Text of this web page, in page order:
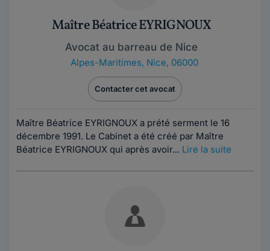
Maître Béatrice EYRIGNOUX
Avocat au barreau de Nice
Alpes-Maritimes, Nice, 06000
Contacter cet avocat
Maître Béatrice EYRIGNOUX a prété serment le 16
décembre 1991. Le Cabinet a été créé par Maître
Béatrice EYRIGNOUX qui après avoir... Lire la suite